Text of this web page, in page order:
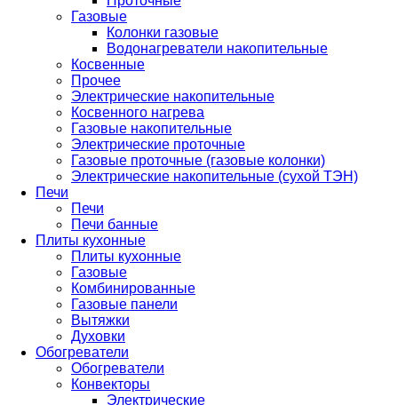
Газовые
Колонки газовые
Водонагреватели накопительные
Косвенные
Прочее
Электрические накопительные
Косвенного нагрева
Газовые накопительные
Электрические проточные
Газовые проточные (газовые колонки)
Электрические накопительные (сухой ТЭН)
Печи
Печи
Печи банные
Плиты кухонные
Плиты кухонные
Газовые
Комбинированные
Газовые панели
Вытяжки
Духовки
Обогреватели
Обогреватели
Конвекторы
Электрические